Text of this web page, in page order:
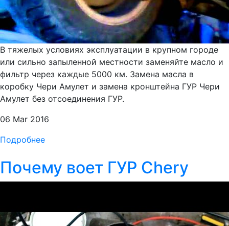
В тяжелых условиях эксплуатации в крупном городе
или сильно запыленной местности заменяйте масло и
фильтр через каждые 5000 км. Замена масла в
коробку Чери Амулет и замена кронштейна ГУР Чери
Амулет без отсоединения ГУР.
06 Mar 2016
Подробнее
Почему воет ГУР Chery